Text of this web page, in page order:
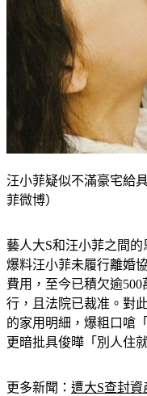
菲微博）
爆料汪小菲未履行離婚
費用，至今已積欠逾
行，且法院已裁准。對
的家用明細，爆粗口嗆
更暗批具俊曄「別人住
家付電費